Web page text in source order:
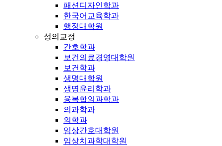
패션디자인학과
한국어교육학과
행정대학원
성의교정
간호학과
보건의료경영대학원
보건학과
생명대학원
생명윤리학과
융복합의과학과
의과학과
의학과
임상간호대학원
임상치과학대학원